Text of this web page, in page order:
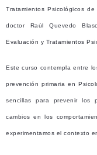
Tratamientos Psicológicos
doctor Raúl Quevedo
Evaluación y Tratamientos
Este curso contempla entre
prevención primaria en
sencillas para prevenir los
cambios en los
experimentamos el contexto